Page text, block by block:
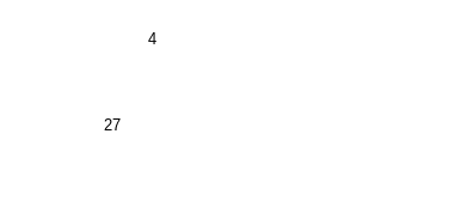
4
27